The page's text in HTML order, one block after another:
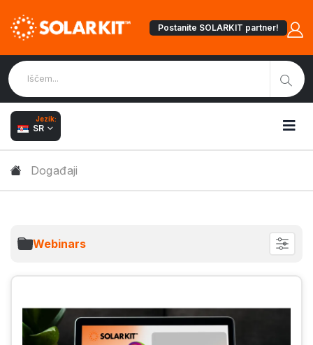
Postanite SOLARKIT partner!
Jezik:
SR
Događaji
Webinars